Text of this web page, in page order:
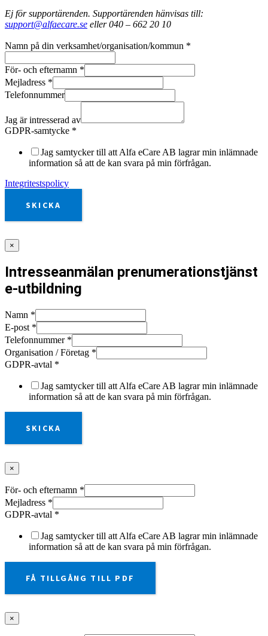
Ej för supportärenden. Supportärenden hänvisas till:
support@alfaecare.se eller 040 – 662 20 10
Namn på din verksamhet/organisation/kommun *
För- och efternamn *
Mejladress *
Telefonnummer
Jag är intresserad av
GDPR-samtycke *
Jag samtycker till att Alfa eCare AB lagrar min inlämnade
information så att de kan svara på min förfrågan.
Integritestspolicy
SKICKA
×
Intresseanmälan prenumerationstjänst
e-utbildning
Namn *
E-post *
Telefonnummer *
Organisation / Företag *
GDPR-avtal *
Jag samtycker till att Alfa eCare AB lagrar min inlämnade
information så att de kan svara på min förfrågan.
SKICKA
×
För- och efternamn *
Mejladress *
GDPR-avtal *
Jag samtycker till att Alfa eCare AB lagrar min inlämnade
information så att de kan svara på min förfrågan.
FÅ TILLGÅNG TILL PDF
×